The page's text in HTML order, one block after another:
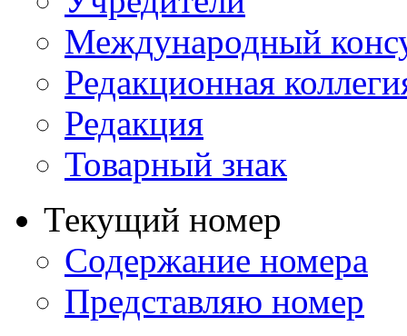
Международный
Редакционная
Редакция
Товарный знак
Текущий номер
Содержание номера
Представляю номер